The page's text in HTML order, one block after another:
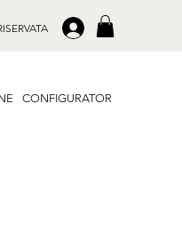
.
CONFIGURATOR